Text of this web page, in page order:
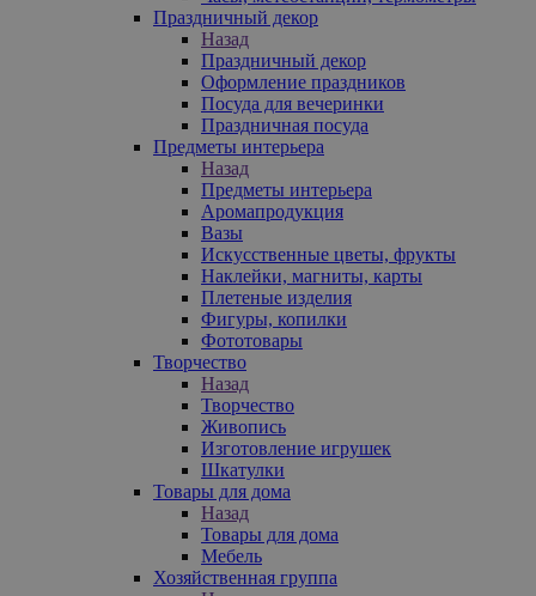
Праздничный декор
Назад
Праздничный декор
Оформление праздников
Посуда для вечеринки
Праздничная посуда
Предметы интерьера
Назад
Предметы интерьера
Аромапродукция
Вазы
Искусственные цветы, фрукты
Наклейки, магниты, карты
Плетеные изделия
Фигуры, копилки
Фототовары
Творчество
Назад
Творчество
Живопись
Изготовление игрушек
Шкатулки
Товары для дома
Назад
Товары для дома
Мебель
Хозяйственная группа